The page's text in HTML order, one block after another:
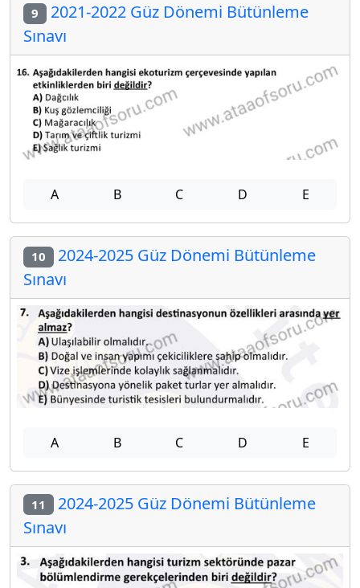
9 2021-2022 Güz Dönemi Bütünleme
Sınavı
A B C D E
10 2024-2025 Güz Dönemi Bütünleme
Sınavı
A B C D E
11 2024-2025 Güz Dönemi Bütünleme
Sınavı